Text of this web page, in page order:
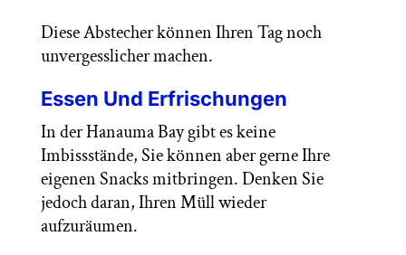
Diese Abstecher können Ihren Tag noch
unvergesslicher machen.
Essen Und Erfrischungen
In der Hanauma Bay gibt es keine
Imbissstände, Sie können aber gerne Ihre
eigenen Snacks mitbringen. Denken Sie
jedoch daran, Ihren Müll wieder
aufzuräumen.